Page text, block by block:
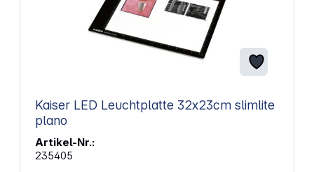
Kaiser LED Leuchtplatte 32x23cm slimlite
plano
Artikel-Nr.:
235405